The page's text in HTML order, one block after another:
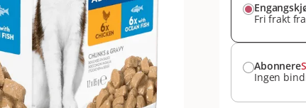
Fri frakt
Abonnere
Ingen